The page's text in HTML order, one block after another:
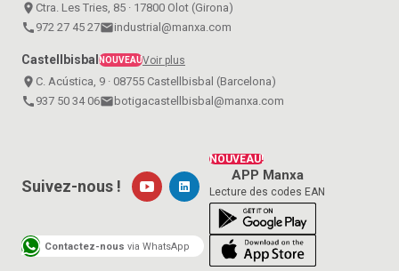
place Ctra. Les Tries, 85 · 17800 Olot (Girona)
call 972 27 45 27emailindustrial@manxa.com
Castellbisbal NOUVEAUVoir plus
place C. Acústica, 9 · 08755 Castellbisbal (Barcelona)
call 937 50 34 06email botigacastellbisbal@manxa.com
NOUVEAU!
APP Manxa
Lecture des codes EAN
Suivez-nous !
Contactez-nous via WhatsApp